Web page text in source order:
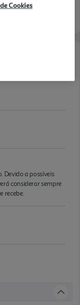
a possíveis
considerar sempre
recebe.
Cookies